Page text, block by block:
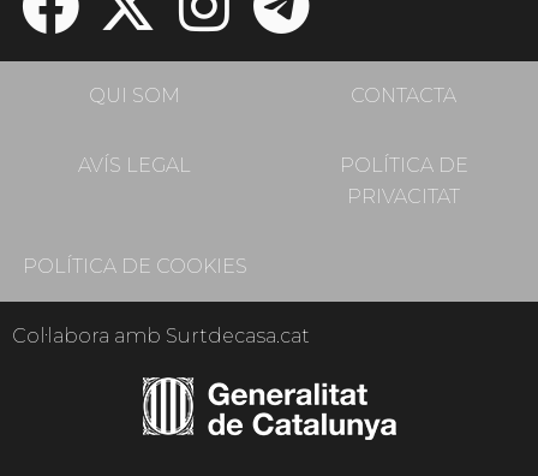
QUI SOM CONTACTA
AVÍS LEGAL
POLÍTICA DE
PRIVACITAT
POLÍTICA DE COOKIES
Col·labora amb Surtdecasa.cat